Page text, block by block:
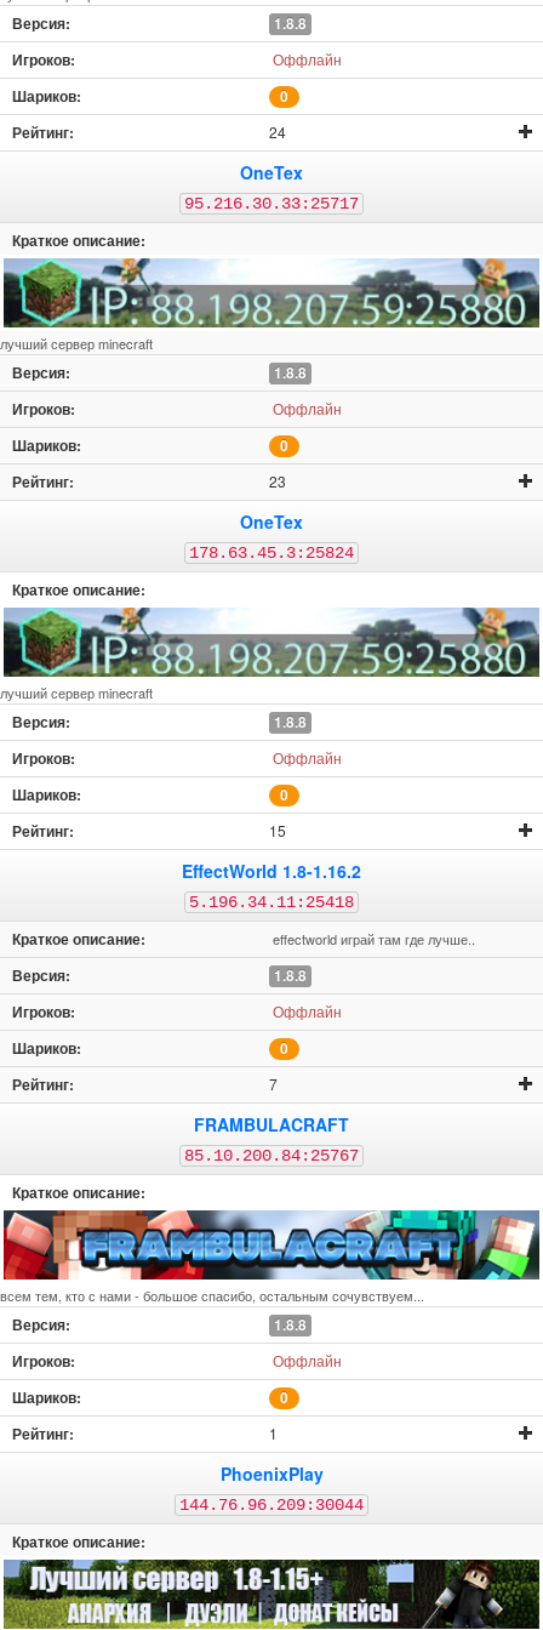
1.8.8
Оффлайн
0
24
OneTex
95.216.30.33:25717
лучший сервер minecraft
1.8.8
Оффлайн
0
23
OneTex
178.63.45.3:25824
лучший сервер minecraft
1.8.8
Оффлайн
0
15
EffectWorld 1.8-1.16.2
5.196.34.11:25418
effectworld играй там где лучше..
1.8.8
Оффлайн
0
7
FRAMBULACRAFT
85.10.200.84:25767
всем тем, кто с нами - большое спасибо, остальным сочувствуем...
1.8.8
Оффлайн
0
1
PhoenixPlay
144.76.96.209:30044